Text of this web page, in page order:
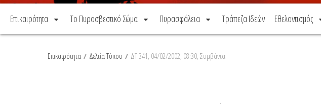
Επικαιρότητα Το Πυροσβεστικό Σώμα Πυρασφάλεια Τράπεζα Ιδεών Εθελοντισμός
Επικαιρότητα / Δελτία Τύπου / ΔΤ 341, 04/02/2002, 08:30, Συμβάντα